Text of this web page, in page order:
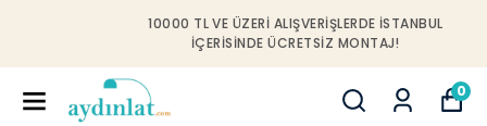
10000 TL VE ÜZERI ALIŞVERIŞLERDE İSTANBUL
IÇERISINDE ÜCRETSIZ MONTAJ!
0